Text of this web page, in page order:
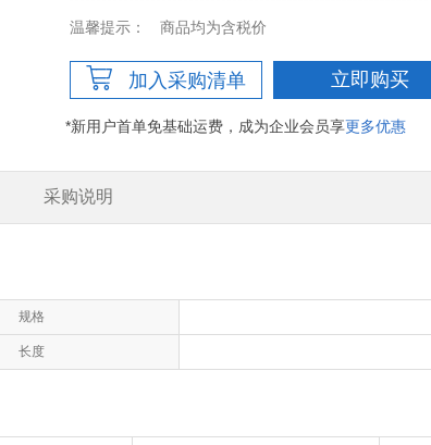
温馨提示： 商品均为含税价
加入采购清单 立即购买
*新用户首单免基础运费，成为企业会员享更多优惠
采购说明
规格
长度